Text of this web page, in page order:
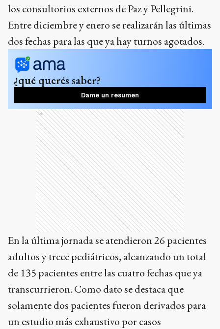
los consultorios externos de Paz y Pellegrini.
Entre diciembre y enero se realizarán las últimas
dos fechas para las que ya hay turnos agotados.
¿qué querés saber?
Dame un resumen
Ads
En la última jornada se atendieron 26 pacientes
adultos y trece pediátricos, alcanzando un total
de 135 pacientes entre las cuatro fechas que ya
transcurrieron. Como dato se destaca que
solamente dos pacientes fueron derivados para
un estudio más exhaustivo por casos